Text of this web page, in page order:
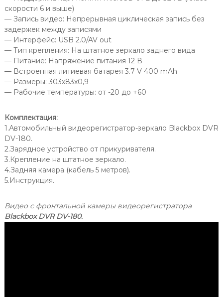
скорости 6 и выше)
— Запись видео: Непрерывная циклическая запись без
задержек между записями
— Интерфейс: USB 2.0/AV out
— Тип крепления: На штатное зеркало заднего вида
— Питание: Напряжение питания 12 В
— Встроенная литиевая батарея 3.7 V 400 mAh
— Размеры: 303х83х0,9
— Рабочие температуры: от -20 до +60
Комплектация:
1.Автомобильный видеорегистратор-зеркало Blackbox DVR
DV-180.
2.Зарядное устройство от прикуривателя.
3.Крепление на штатное зеркало.
4.Задняя камера (кабель 5 метров).
5.Инструкция.
Видео с фронтальной камеры видеорегистратора
Blackbox DVR DV-180.